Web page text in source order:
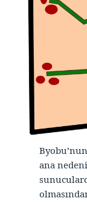
ana